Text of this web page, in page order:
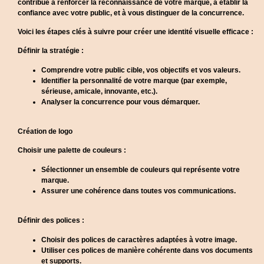
contribue à renforcer la reconnaissance de votre marque, à établir la
confiance avec votre public, et à vous distinguer de la concurrence.
Voici les étapes clés à suivre pour créer une identité visuelle efficace :
Définir la stratégie :
Comprendre votre public cible, vos objectifs et vos valeurs.
Identifier la personnalité de votre marque (par exemple,
sérieuse, amicale, innovante, etc.).
Analyser la concurrence pour vous démarquer.
Création de logo
Choisir une palette de couleurs :
Sélectionner un ensemble de couleurs qui représente votre
marque.
Assurer une cohérence dans toutes vos communications.
Définir des polices :
Choisir des polices de caractères adaptées à votre image.
Utiliser ces polices de manière cohérente dans vos documents
et supports.